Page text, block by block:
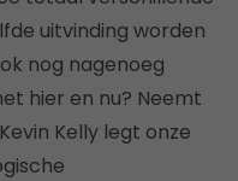
uitvinding worden
nog nagenoeg
hier en nu? Neemt
Kelly legt onze